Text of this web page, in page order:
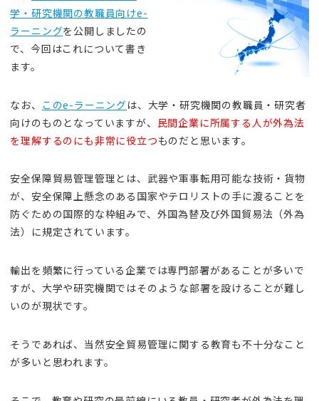
学・研究機関の教職員向けe-
ラーニングを公開しましたの
で、今回はこれについて書き
ます。
なお、 このe-ラーニングは、大学・研究機関の教職員・研究者
向けのものとなっていますが、
民間企業に所属する人が外為法
を理解するのにも非常に役立つものだと思います。
安全保障貿易管理管理とは、武器や軍事転用可能な技術・貨物
が、安全保障上懸念のある国家やテロリストの手に渡ることを
防ぐための国際的な枠組みで、外国為替及び外国貿易法（外為
法）に規定されています。
輸出を頻繁に行っている企業では専門部署があることが多いで
すが、大学や研究機関ではそのような部署を設けることが難し
いのが現状です。
そうであれば、当然安全貿易管理に関する教育も不十分なこと
が多いと思われます。